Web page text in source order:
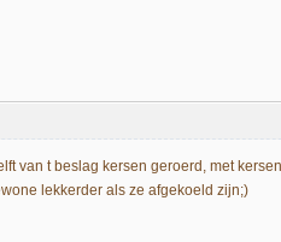
van t beslag kersen geroerd, met
lekkerder als ze afgekoeld zijn;)